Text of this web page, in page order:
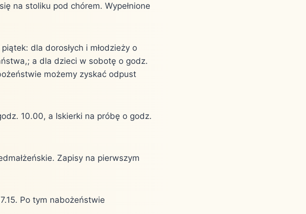
na stoliku pod chórem. Wypełnione
dla dorosłych i młodzieży o
a dla dzieci w sobotę o godz.
możemy zyskać odpust
10.00, a Iskierki na próbę o godz.
Zapisy na pierwszym
Po tym nabożeństwie